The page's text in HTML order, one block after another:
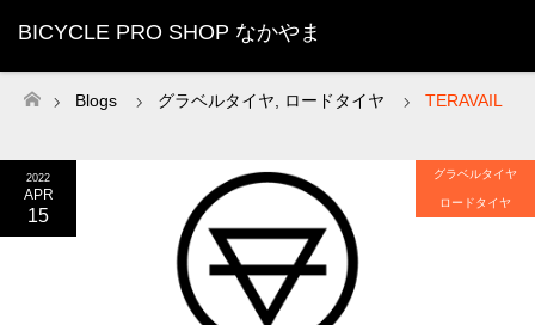
BICYCLE PRO SHOP なかやま
ホーム
Blogs グラベルタイヤ ロードタイヤ TERAVAIL
2022
APR
15
グラベルタイヤ
ロードタイヤ